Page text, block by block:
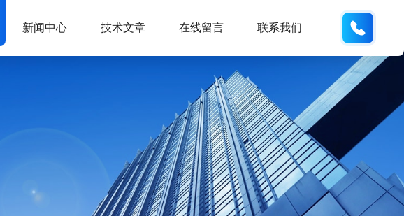
新闻中心 技术文章 在线留言 联系我们